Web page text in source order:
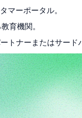
マーポータル。
育機関。
トナーまたはサード